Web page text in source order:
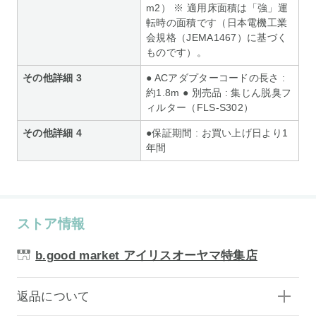
m2） ※ 適用床面積は「強」運
転時の面積です（日本電機工業
会規格（JEMA1467）に基づく
ものです）。
その他詳細 3
● ACアダプターコードの長さ :
約1.8m ● 別売品 : 集じん脱臭フ
ィルター（FLS-S302）
その他詳細 4
●保証期間 : お買い上げ日より1
年間
ストア情報
b.good market アイリスオーヤマ特集店
返品について